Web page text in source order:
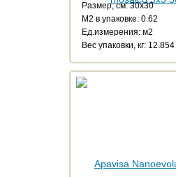
Размер, см: 30x30
М2 в упаковке: 0.62
Ед.измерения: м2
Веc упаковки, кг: 12.854